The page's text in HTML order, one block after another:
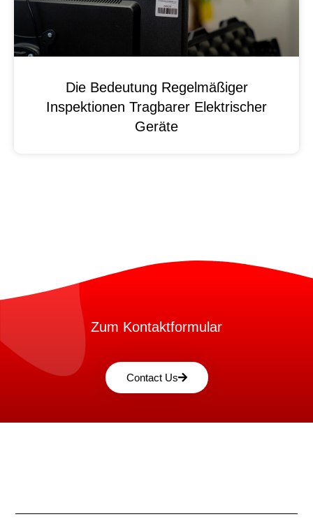
Die Bedeutung Regelmäßiger
Inspektionen Tragbarer Elektrischer
Geräte
Zum Kontaktformular
Contact Us